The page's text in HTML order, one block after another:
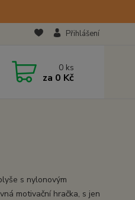
Přihlášení
0 ks
za 0 Kč
s nylonovým
motivační hračka, s jen